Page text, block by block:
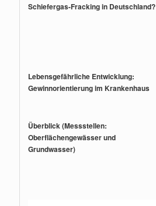
Schiefergas-Fracking in Deutschland?
Lebensgefährliche Entwicklung:
Gewinnorientierung im Krankenhaus
Überblick (Messstellen:
Oberflächengewässer und
Grundwasser)